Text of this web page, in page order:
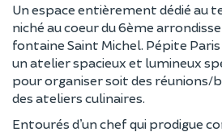
Un espace entièrement dédié au
niché au coeur du 6ème
fontaine Saint Michel. Pépite Paris
un atelier spacieux et lumineux
pour organiser soit des
des ateliers culinaires.
Entourés d’un chef qui prodigue